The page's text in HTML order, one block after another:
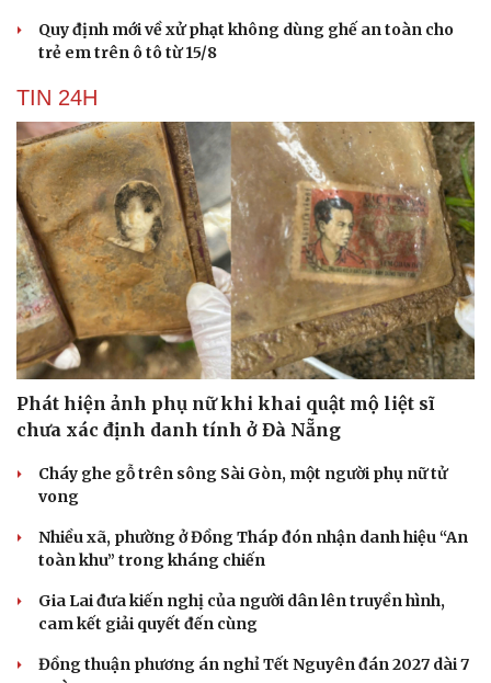
Quy định mới về xử phạt không dùng ghế an toàn cho
trẻ em trên ô tô từ 15/8
TIN 24H
Phát hiện ảnh phụ nữ khi khai quật mộ liệt sĩ
chưa xác định danh tính ở Đà Nẵng
Cháy ghe gỗ trên sông Sài Gòn, một người phụ nữ tử
vong
Nhiều xã, phường ở Đồng Tháp đón nhận danh hiệu “An
toàn khu” trong kháng chiến
Gia Lai đưa kiến nghị của người dân lên truyền hình,
cam kết giải quyết đến cùng
Đồng thuận phương án nghỉ Tết Nguyên đán 2027 dài 7